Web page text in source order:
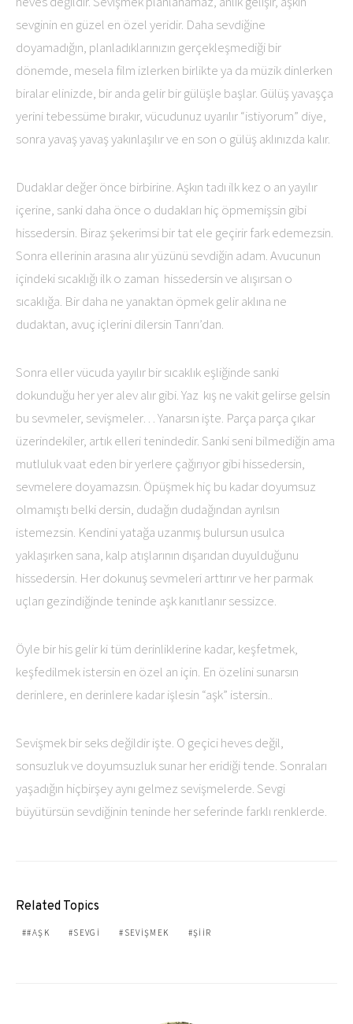
sevginin en güzel en özel yeridir. Daha sevdiğine
doyamadığın, planladıklarınızın gerçekleşmediği bir
dönemde, mesela film izlerken birlikte ya da müzik dinlerken
biralar elinizde, bir anda gelir bir gülüşle başlar. Gülüş yavaşça
yerini tebessüme bırakır, vücudunuz uyarılır “istiyorum” diye,
sonra yavaş yavaş yakınlaşılır ve en son o gülüş aklınızda kalır.
Dudaklar değer önce birbirine. Aşkın tadı ilk kez o an yayılır
içerine, sanki daha önce o dudakları hiç öpmemişsin gibi
hissedersin. Biraz şekerimsi bir tat ele geçirir fark edemezsin.
Sonra ellerinin arasına alır yüzünü sevdiğin adam. Avucunun
içindeki sıcaklığı ilk o zaman hissedersin ve alışırsan o
sıcaklığa. Bir daha ne yanaktan öpmek gelir aklına ne
dudaktan, avuç içlerini dilersin Tanrı’dan.
Sonra eller vücuda yayılır bir sıcaklık eşliğinde sanki
dokunduğu her yer alev alır gibi. Yaz kış ne vakit gelirse gelsin
bu sevmeler, sevişmeler… Yanarsın işte. Parça parça çıkar
üzerindekiler, artık elleri tenindedir. Sanki seni bilmediğin ama
mutluluk vaat eden bir yerlere çağırıyor gibi hissedersin,
sevmelere doyamazsın. Öpüşmek hiç bu kadar doyumsuz
olmamıştı belki dersin, dudağın dudağından ayrılsın
istemezsin. Kendini yatağa uzanmış bulursun usulca
yaklaşırken sana, kalp atışlarının dışarıdan duyulduğunu
hissedersin. Her dokunuş sevmeleri arttırır ve her parmak
uçları gezindiğinde teninde aşk kanıtlanır sessizce.
Öyle bir his gelir ki tüm derinliklerine kadar, keşfetmek,
keşfedilmek istersin en özel an için. En özelini sunarsın
derinlere, en derinlere kadar işlesin “aşk” istersin..
Sevişmek bir seks değildir işte. O geçici heves değil,
sonsuzluk ve doyumsuzluk sunar her eridiği tende. Sonraları
yaşadığın hiçbirşey aynı gelmez sevişmelerde. Sevgi
büyütürsün sevdiğinin teninde her seferinde farklı renklerde.
Related Topics
#AŞK SEVGI SEVIŞMEK ŞIIR